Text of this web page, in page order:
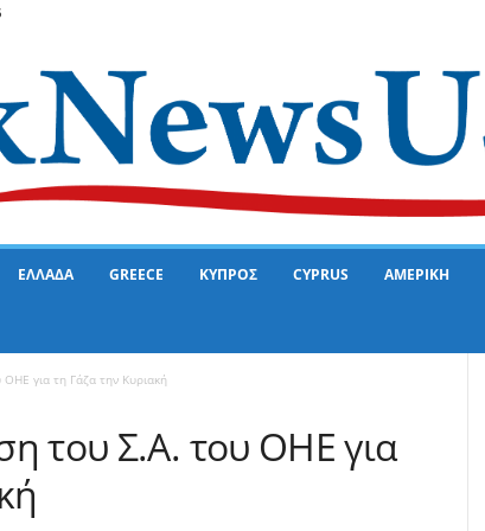
ΕΛΛΑΔΑ GREECE ΚΥΠΡΟΣ CYPRUS ΑΜΕΡΙΚΗ
για τη Γάζα την Κυριακή
του Σ.Α. του ΟΗΕ για